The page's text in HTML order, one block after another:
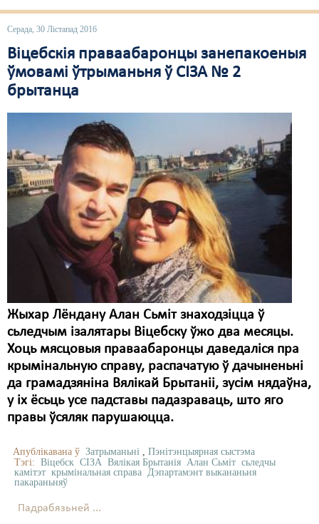
Серада, 30 Лістапад 2016
Віцебскія праваабаронцы занепакоеныя
ўмовамі ўтрыманьня ў СІЗА № 2
брытанца
Жыхар Лёндану Алан Сьміт знаходзіцца ў
сьледчым ізалятары Віцебску ўжо два месяцы.
Хоць мясцовыя праваабаронцы даведаліся пра
крымінальную справу, распачатую ў дачыненьні
да грамадзяніна Вялікай Брытаніі, зусім нядаўна,
у іх ёсьць усе падставы падазраваць, што яго
правы ўсяляк парушаюцца.
Апублікавана ў Затрыманьні
Пэнітэнцыярная сыстэма
Тэгі: Віцебск СІЗА Вялікая Брытанія Алан Сьміт сьледчы
камітэт крымінальная справа Дэпартамэнт выкананьня
пакараньняў
Падрабязьней ...